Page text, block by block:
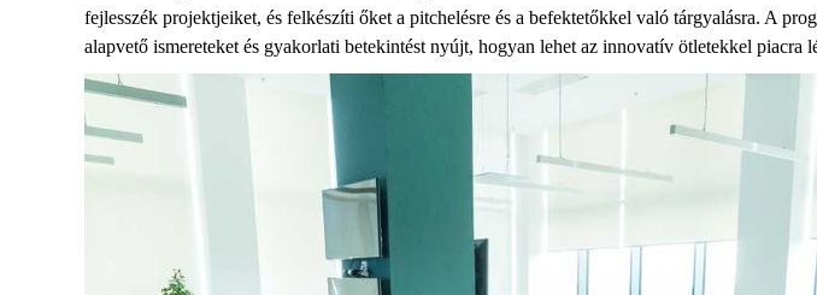
fejlesszék projektjeiket, és felkészíti őket a pitchelésre és a befektetőkkel való tárgyalásra. A
alapvető ismereteket és gyakorlati betekintést nyújt, hogyan lehet az innovatív ötletekkel piacra